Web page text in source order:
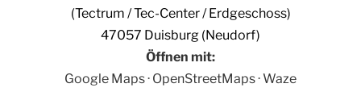
(Tectrum / Tec-Center / Erdgeschoss)
47057 Duisburg (Neudorf)
Öffnen mit:
Google Maps· OpenStreetMaps·Waze